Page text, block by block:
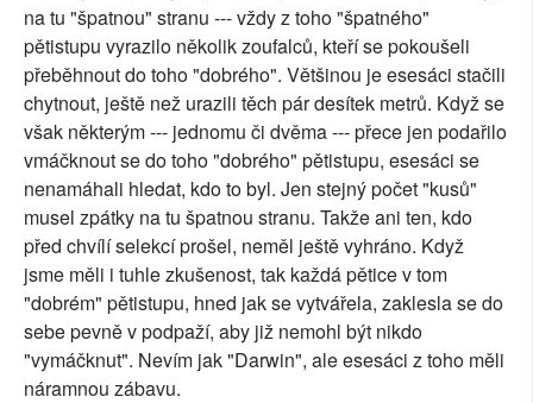
na tu "špatnou" stranu --- vždy z toho "špatného"
pětistupu vyrazilo několik zoufalců, kteří se pokoušeli
přeběhnout do toho "dobrého". Většinou je esesáci stačili
chytnout, ještě než urazili těch pár desítek metrů. Když se
však některým --- jednomu či dvěma --- přece jen podařilo
vmáčknout se do toho "dobrého" pětistupu, esesáci se
nenamáhali hledat, kdo to byl. Jen stejný počet "kusů"
musel zpátky na tu špatnou stranu. Takže ani ten, kdo
před chvílí selekcí prošel, neměl ještě vyhráno. Když
jsme měli i tuhle zkušenost, tak každá pětice v tom
"dobrém" pětistupu, hned jak se vytvářela, zaklesla se do
sebe pevně v podpaží, aby již nemohl být nikdo
"vymáčknut". Nevím jak "Darwin", ale esesáci z toho měli
náramnou zábavu.